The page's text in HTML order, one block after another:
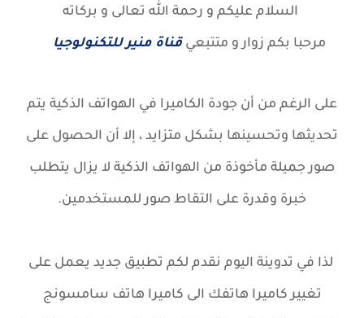
السلام عليكم و رحمة الله تعالى و بركاته
مرحبا بكم زوار و متتبعي قناة منير للتكنولوجيا
على الرغم من أن جودة الكاميرا في الهواتف الذكية يتم
تحديثها وتحسينها بشكل متزايد ، إلا أن الحصول على
صور جميلة مأخوذة من الهواتف الذكية لا يزال يتطلب
خبرة وقدرة على التقاط صور للمستخدمين.
لذا في تدوينة اليوم نقدم لكم تطبيق جديد يعمل على
تغيير كاميرا هاتفك الى كاميرا هاتف سامسونج